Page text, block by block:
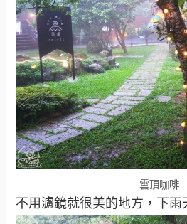
雲頂咖啡
不用濾鏡就很美的地方，下雨